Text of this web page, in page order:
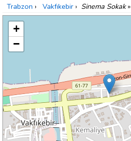
Trabzon › Vakfıkebir › Sinema Sokak»
+
−